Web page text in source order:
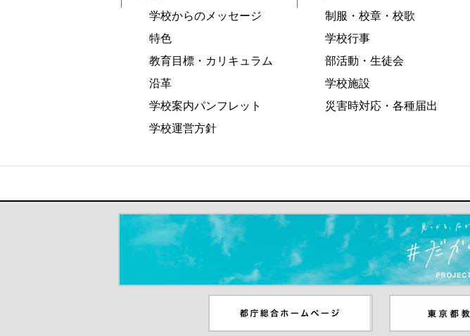
学校からのメッセージ
特色
教育目標・カリキュラム
沿革
学校案内パンフレット
学校運営方針
制服・校章・校歌
学校行事
部活動・生徒会
学校施設
災害時対応・各種届出
＃だから都立高（別ウインドウが開きます）
ンドウが開きます）
ウが開きます）